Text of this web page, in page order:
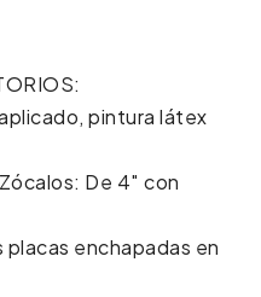
pintura látex
De 4″ con
enchapadas en